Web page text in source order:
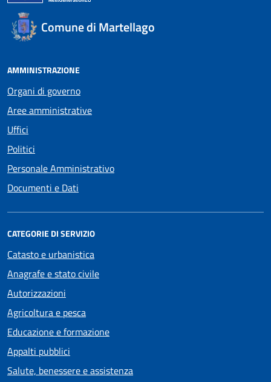
Comune di Martellago
AMMINISTRAZIONE
Organi di governo
Aree amministrative
Uffici
Politici
Personale Amministrativo
Documenti e Dati
CATEGORIE DI SERVIZIO
Catasto e urbanistica
Anagrafe e stato civile
Autorizzazioni
Agricoltura e pesca
Educazione e formazione
Appalti pubblici
Salute, benessere e assistenza